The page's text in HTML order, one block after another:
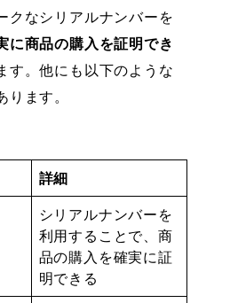
クなシリアルナンバーを
に商品の購入を証明でき
す。他にも以下のような
ます。
詳細
シリアルナンバーを
利用することで、商
品の購入を確実に証
明できる